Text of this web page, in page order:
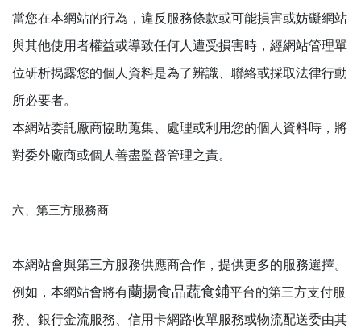
當您在本網站的行為，違反服務條款或可能損害或妨礙網站
與其他使用者權益或導致任何人遭受損害時，經網站管理單
位研析揭露您的個人資料是為了辨識、聯絡或採取法律行動
所必要者。
本網站委託廠商協助蒐集、處理或利用您的個人資料時，將
對委外廠商或個人善盡監督管理之責。
六、第三方服務商
本網站會與第三方服務供應商合作，提供更多的服務選擇。
例如，本網站會將有蘭揚食品蔬食鋪平台的第三方支付服
務、銀行金流服務、信用卡網路收單服務或物流配送委由其